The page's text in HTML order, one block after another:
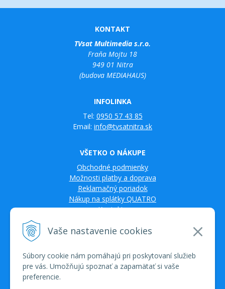
Vaše nastavenie cookies
Súbory cookie nám pomáhajú pri poskytovaní služieb
pre vás. Umožňujú spoznať a zapamätať si vaše
preferencie.
KONTAKT
TVsat Multimedia s.r.o.
Fraňa Mojtu 18
949 01 Nitra
(budova MEDIAHAUS)
INFOLINKA
Tel: 0950 57 43 85
Email: info@tvsatnitra.sk
VŠETKO O NÁKUPE
Obchodné podmienky
Možnosti platby a doprava
Reklamačný poriadok
Nákup na splátky QUATRO
Kontakty